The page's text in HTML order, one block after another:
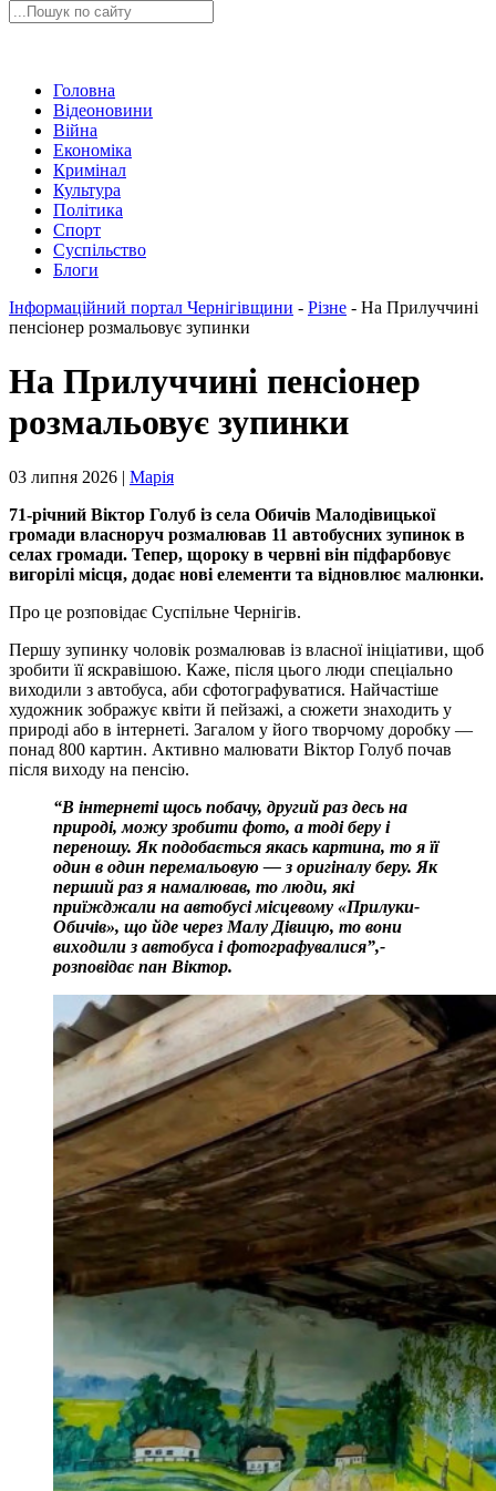
Головна
Відеоновини
Війна
Економіка
Кримінал
Культура
Політика
Спорт
Суспільство
Блоги
Інформаційний портал Чернігівщини - Різне - На Прилуччині
пенсіонер розмальовує зупинки
На Прилуччині пенсіонер
розмальовує зупинки
03 липня 2026 | Марія
71-річний Віктор Голуб із села Обичів Малодівицької
громади власноруч розмалював 11 автобусних зупинок в
селах громади. Тепер, щороку в червні він підфарбовує
вигорілі місця, додає нові елементи та відновлює малюнки.
Про це розповідає Суспільне Чернігів.
Першу зупинку чоловік розмалював із власної ініціативи, щоб
зробити її яскравішою. Каже, після цього люди спеціально
виходили з автобуса, аби сфотографуватися. Найчастіше
художник зображує квіти й пейзажі, а сюжети знаходить у
природі або в інтернеті. Загалом у його творчому доробку —
понад 800 картин. Активно малювати Віктор Голуб почав
після виходу на пенсію.
“В інтернеті щось побачу, другий раз десь на
природі, можу зробити фото, а тоді беру і
переношу. Як подобається якась картина, то я її
один в один перемальовую — з оригіналу беру. Як
перший раз я намалював, то люди, які
приїжджали на автобусі місцевому «Прилуки-
Обичів», що йде через Малу Дівицю, то вони
виходили з автобуса і фотографувалися”,-
розповідає пан Віктор.